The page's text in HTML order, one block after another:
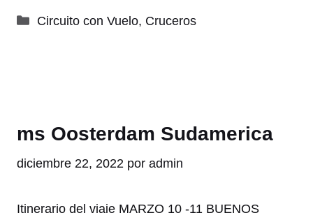
Categorías
Circuito con Vuelo, Cruceros
ms Oosterdam Sudamerica
diciembre 22, 2022 por admin
Itinerario del viaje MARZO 10 -11 BUENOS